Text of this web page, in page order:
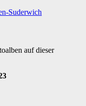
auf dieser